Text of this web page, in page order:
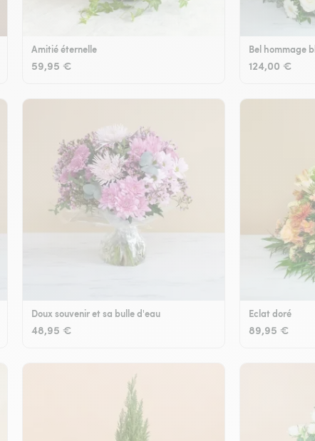
Amitié éternelle
59,95 €
Bel hommage
124,00 €
Doux souvenir et sa bulle d'eau
48,95 €
Eclat doré
89,95 €